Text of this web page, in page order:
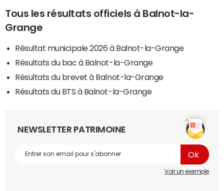
Tous les résultats officiels à Balnot-la-
Grange
Résultat municipale 2026 à Balnot-la-Grange
Résultats du bac à Balnot-la-Grange
Résultats du brevet à Balnot-la-Grange
Résultats du BTS à Balnot-la-Grange
NEWSLETTER PATRIMOINE
Voir un exemple